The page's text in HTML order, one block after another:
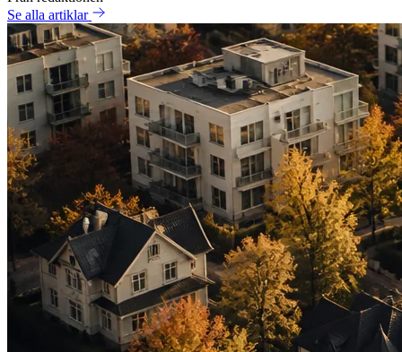
Se alla artiklar